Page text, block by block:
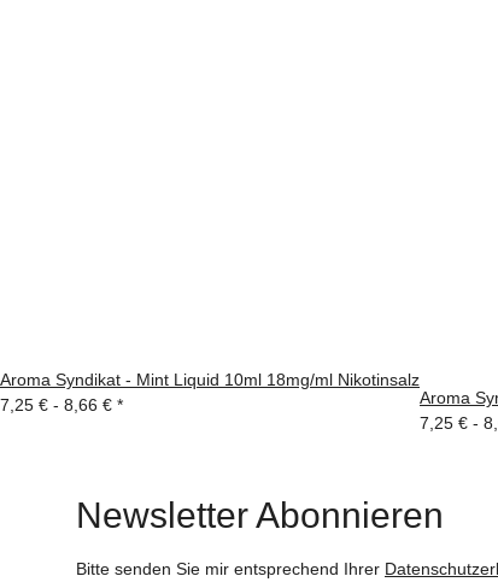
Aroma Syndikat - Mint Liquid 10ml 18mg/ml Nikotinsalz
7,25 € - 8,66 € *
Aroma
7,25 € -
Newsletter Abonnieren
Bitte senden Sie mir entsprechend Ihrer